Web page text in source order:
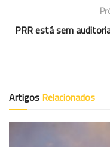
PRR está sem
Artigos Relacionados